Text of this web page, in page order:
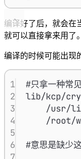
编译好了后，就会在
就可以直接拿来用了。
编译的时候可能出现
1
#只拿一种常
2
lib/kcp/
3
/usr/
4
/root/
5
6
#意思是缺少